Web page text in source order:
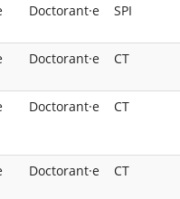
Doctorant·e SPI
Doctorant·e CT
Doctorant·e CT
Doctorant·e CT